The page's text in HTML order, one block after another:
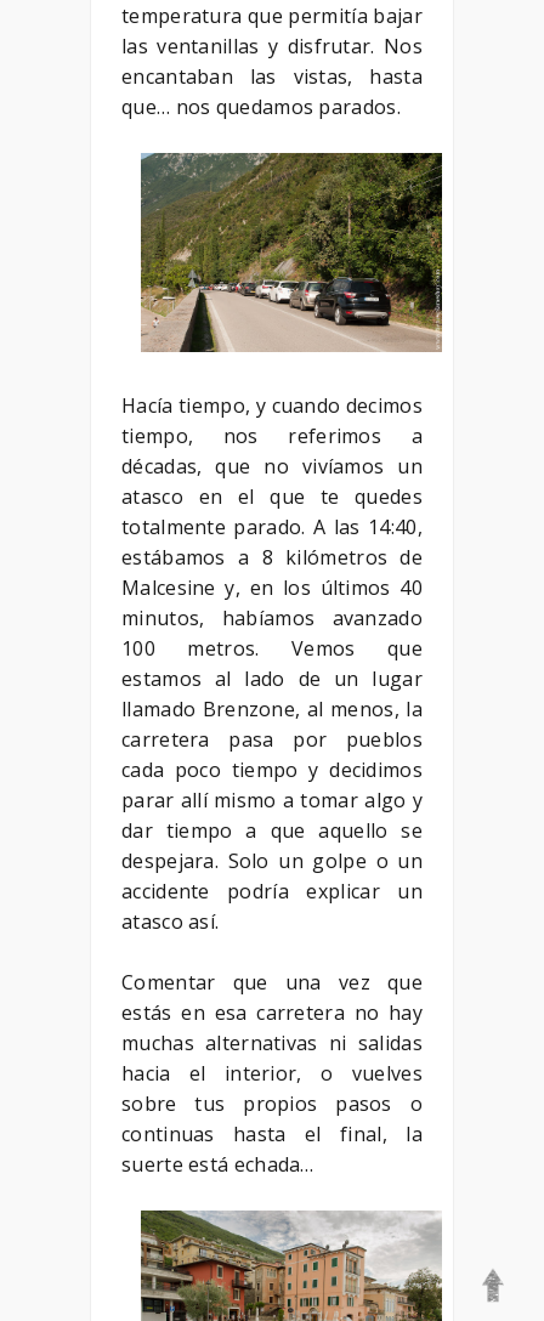
temperatura que permitía bajar
las ventanillas y disfrutar. Nos
encantaban las vistas, hasta
que… nos quedamos parados.
Hacía tiempo, y cuando decimos
tiempo, nos referimos a
décadas, que no vivíamos un
atasco en el que te quedes
totalmente parado. A las 14:40,
estábamos a 8 kilómetros de
Malcesine y, en los últimos 40
minutos, habíamos avanzado
100 metros. Vemos que
estamos al lado de un lugar
llamado Brenzone, al menos, la
carretera pasa por pueblos
cada poco tiempo y decidimos
parar allí mismo a tomar algo y
dar tiempo a que aquello se
despejara. Solo un golpe o un
accidente podría explicar un
atasco así.
Comentar que una vez que
estás en esa carretera no hay
muchas alternativas ni salidas
hacia el interior, o vuelves
sobre tus propios pasos o
continuas hasta el final, la
suerte está echada…